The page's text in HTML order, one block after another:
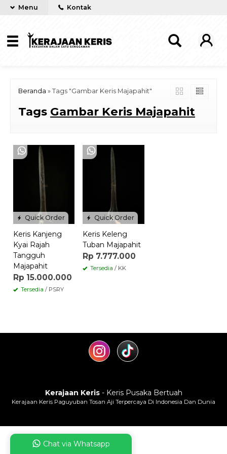
Menu Kontak
Beranda » Tags "Gambar Keris Majapahit"
Tags Gambar Keris Majapahit
Quick Order
Keris Kanjeng
Kyai Rajah
Tangguh
Majapahit
Rp 15.000.000
Tersedia / PSRY
Quick Order
Keris Keleng
Tuban Majapahit
Rp 7.777.000
Tersedia / KK
Kerajaan Keris- Keris Pusaka Bertuah
Kerajaan Keris Paguyuban Tosan Aji Terpercaya Di Indonesia Dan Dunia
Chat via Whatsapp